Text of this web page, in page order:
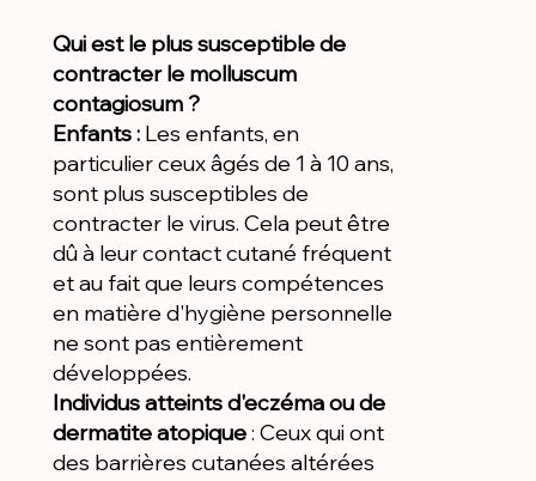
Qui est le plus susceptible de
contracter le molluscum
contagiosum ?
Enfants : Les enfants, en
particulier ceux âgés de 1 à 10 ans,
sont plus susceptibles de
contracter le virus. Cela peut être
dû à leur contact cutané fréquent
et au fait que leurs compétences
en matière d'hygiène personnelle
ne sont pas entièrement
développées.
Individus atteints d'eczéma ou de
dermatite atopique: Ceux qui ont
des barrières cutanées altérées